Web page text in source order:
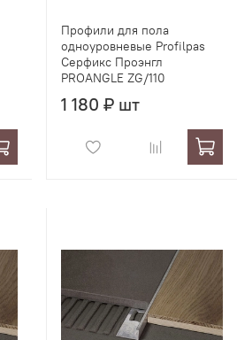
Профили для пола
одноуровневые Profilpas
Серфикс Проэнгл
PROANGLE ZG/110
1 180 ₽ шт